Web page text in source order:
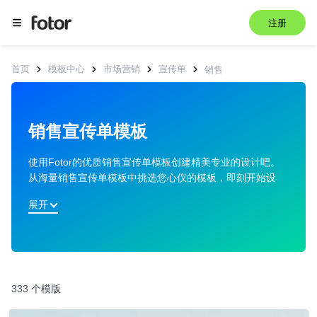
注册
首页 模板中心 市场营销 宣传单 销售
销售宣传单模板
使用Fotor的优质销售宣传单模板创建精美专业的设计吧。
从海量销售宣传单模板中挑选您心仪的模板，即刻开始设
展开
333 个模版